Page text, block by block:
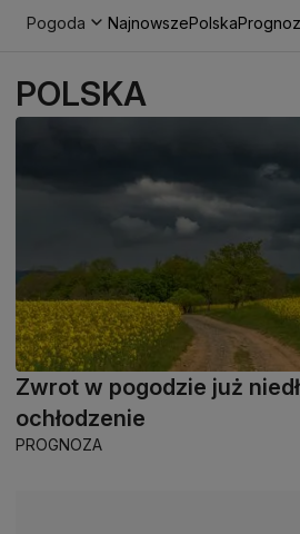
Pogoda NajnowszePolska
POLSKA
Zwrot w pogodzie już
ochłodzenie
PROGNOZA